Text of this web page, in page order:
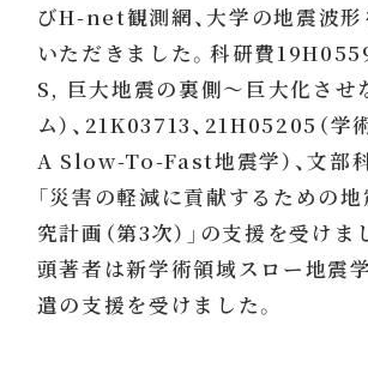
びH-net観測網、大学の地震波形
いただきました。科研費
S, 巨大地震の裏側～巨大化させ
ム）、21K03713、21H05205（学
A Slow-To-Fast地震学）、文部
「災害の軽減に貢献するための
究計画（第3次）」の支援を受けま
頭著者は新学術領域スロー地震
遣の支援を受けました。